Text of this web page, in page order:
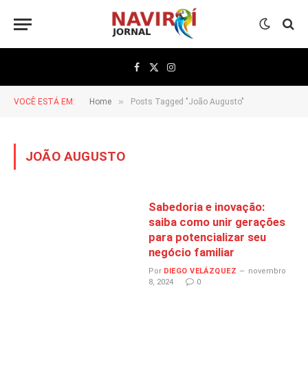
Facebook
X
(Twitter)
Instagram
VOCÊ ESTÁ EM: Home » Posts Tagged "João Augusto"
JOÃO AUGUSTO
Sabedoria e inovação:
saiba como unir gerações
para potencializar seu
negócio familiar
Por DIEGO VELÁZQUEZ
novembro
8, 2024
0